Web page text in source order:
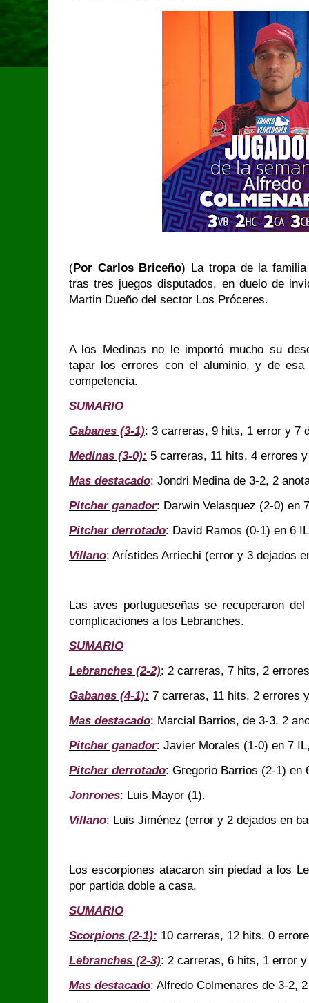
(Por Carlos Briceño) La tropa de la
tras tres juegos disputados, en duelo de
Martin Dueño del sector Los Próceres.
A los Medinas no le importó mucho su
tapar los errores con el aluminio, y de esa
competencia.
SUMARIO
Gabanes (3-1): 3 carreras, 9 hits, 1 error y 7
Medinas (3-0): 5 carreras, 11 hits, 4 errores
Mas destacado: Jondri Medina de 3-2, 2
Pitcher ganador: Darwin Velasquez (2-0) en
Pitcher derrotado: David Ramos (0-1) en 6
Villano: Arístides Arriechi (error y 3 dejados
Las aves portugueseñas se recuperaron
complicaciones a los Lebranches.
SUMARIO
Lebranches (2-2): 2 carreras, 7 hits, 2
Gabanes (4-1): 7 carreras, 11 hits, 2 errores
Mas destacado: Marcial Barrios, de 3-3, 2
Pitcher ganador: Javier Morales (1-0) en 7
Pitcher derrotado: Gregorio Barrios (2-1) en
Jonrones: Luis Mayor (1).
Villano: Luis Jiménez (error y 2 dejados en
Los escorpiones atacaron sin piedad a los
por partida doble a casa.
SUMARIO
Scorpions (2-1): 10 carreras, 12 hits, 0
Lebranches (2-3): 2 carreras, 6 hits, 1 error
Mas destacado: Alfredo Colmenares de 3-2,